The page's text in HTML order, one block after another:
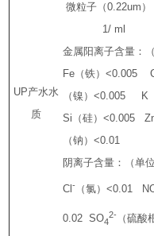
UP产水水
质
微粒子（0.22um）
1/ ml
金属阳离子含量：
Fe（铁）<0.005
（镍）<0.005 K
Si（硅）<0.005
（钠）<0.01
阴离子含量：（单
Cl- （氯）<0.01
0.02 SO4
2- （硫酸